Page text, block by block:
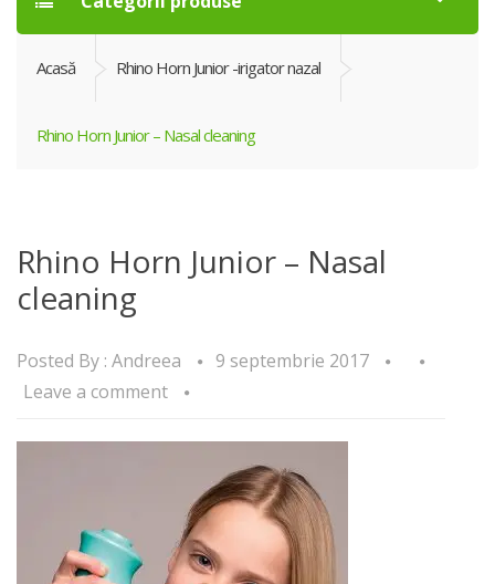
Acasă Rhino Horn Junior -irigator nazal
Rhino Horn Junior – Nasal cleaning
Rhino Horn Junior – Nasal
cleaning
Posted By : Andreea
9 septembrie 2017
Leave a comment